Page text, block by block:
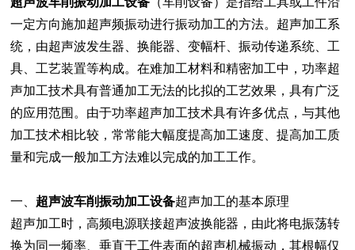
一定方向施加超声频振动进行振动加工的方法。超声加工系
统，由超声波发生器、换能器、变幅杆、振动传递系统、工
具、工艺装置等构成。在难加工材料和精密加工中，功率超
声加工技术具有普通加工无法的比拟的工艺效果，具有广泛
的应用范围。由于功率超声加工技术具有许多优点，与其他
加工技术相比较，常常能大幅度提高加工速度、提高加工质
量和完成一般加工方法难以完成的加工工作。
一、 超声波车削振动加工设备超声加工的基本原理
超声加工时，高频电源联接超声波换能器，由此将电振荡转
换为同一频率、垂直于工件表面的超声机械振动，其根幅仅